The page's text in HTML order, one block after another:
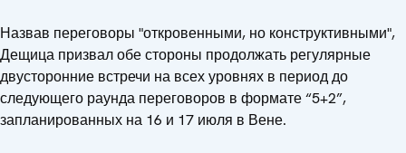
Назвав переговоры "откровенными, но конструктивными",
Дещица призвал обе стороны продолжать регулярные
двусторонние встречи на всех уровнях в период до
следующего раунда переговоров в формате “5+2”,
запланированных на 16 и 17 июля в Вене.